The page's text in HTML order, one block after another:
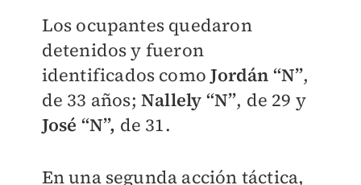
Los ocupantes quedaron
detenidos y fueron
identificados comoJordán “N”,
de 33 años; Nallely “N”, de 29 y
José “N”, de 31.
En una segunda acción táctica,